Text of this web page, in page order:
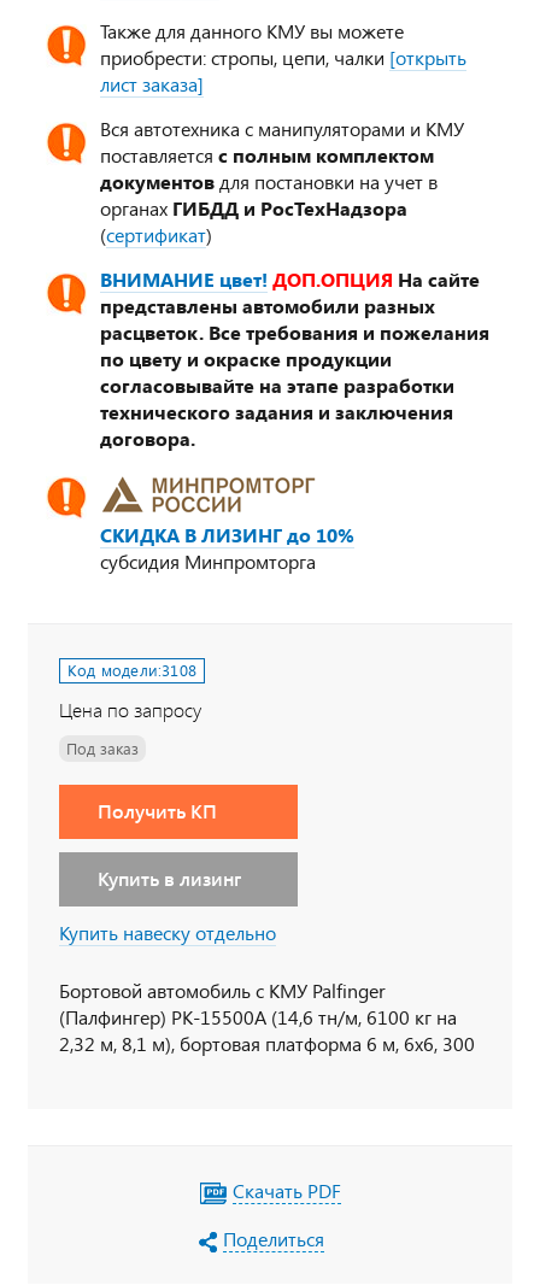
Также для данного КМУ вы можете
приобрести: стропы, цепи, чалки [открыть
лист заказа]
Вся автотехника с манипуляторами и КМУ
поставляется с полным комплектом
документов для постановки на учет в
органах ГИБДД и РосТехНадзора
(сертификат)
ВНИМАНИЕ цвет! ДОП.ОПЦИЯ На сайте
представлены автомобили разных
расцветок. Все требования и пожелания
по цвету и окраске продукции
согласовывайте на этапе разработки
технического задания и заключения
договора.
СКИДКА В ЛИЗИНГ до 10%
субсидия Минпромторга
Код модели:3108
Цена по запросу
Под заказ
Получить КП
Купить в лизинг
Купить навеску отдельно
Бортовой автомобиль с КМУ Palfinger
(Палфингер) PK-15500А (14,6 тн/м, 6100 кг на
2,32 м, 8,1 м), бортовая платформа 6 м, 6х6, 300
Скачать PDF
Поделиться